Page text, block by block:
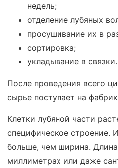
недель;
отделение лубяных
просушивание их в
сортировка;
укладывание в связки.
После проведения всего
сырье поступает на
Клетки лубяной части
специфическое строение.
больше, чем ширина.
миллиметрах или даже